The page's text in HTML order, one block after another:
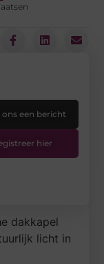
ons een bericht
hier